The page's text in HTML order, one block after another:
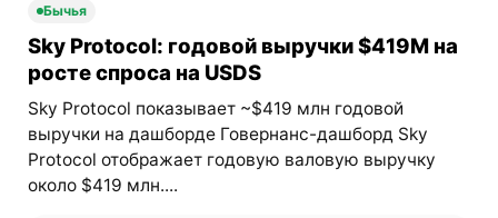
Бычья
Sky Protocol: годовой выручки $419M на
росте спроса на USDS
Sky Protocol показывает ~$419 млн годовой
выручки на дашборде Говернанс-дашборд Sky
Protocol отображает годовую валовую выручку
около $419 млн....